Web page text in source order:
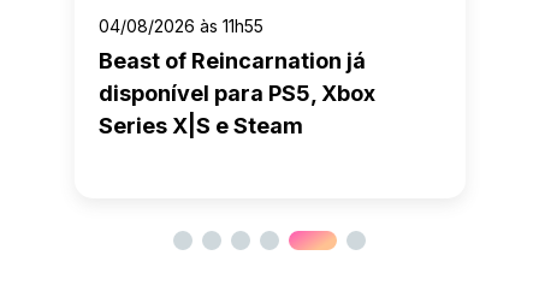
04/08/2026 às 11h55
Beast of Reincarnation já
disponível para PS5, Xbox
Series X|S e Steam